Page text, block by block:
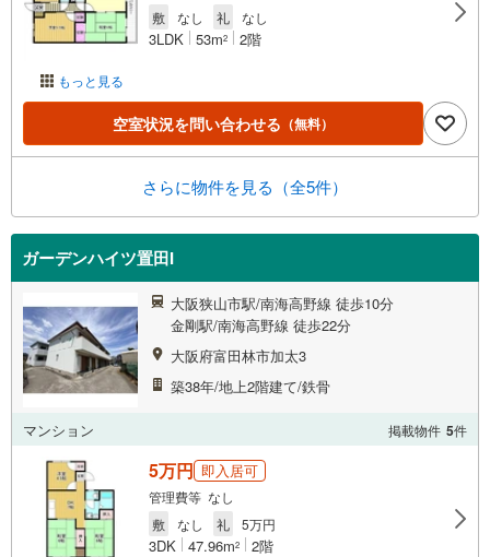
もっと見る
敷
なし 礼 なし
3LDK 53m2 2階
空室状況を問い合わせる （無料）
さらに物件を見る（全5件）
ガーデンハイツ置田I
大阪狭山市駅/南海高野線 徒歩10分
金剛駅/南海高野線 徒歩22分
大阪府富田林市加太3
築38年/地上2階建て/鉄骨
マンション 掲載物件 5件
5万円 即入居可
管理費等 なし
敷
なし 礼 5万円
3DK 47.96m2 2階